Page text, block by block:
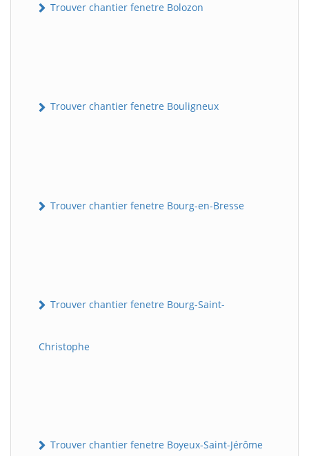
Trouver chantier fenetre Bolozon
Trouver chantier fenetre Bouligneux
Trouver chantier fenetre Bourg-en-Bresse
Trouver chantier fenetre Bourg-Saint-
Christophe
Trouver chantier fenetre Boyeux-Saint-Jérôme